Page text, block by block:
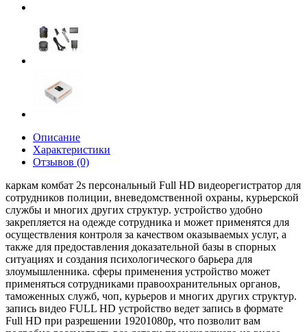
Описание
Характеристики
Отзывов (0)
каркам комбат 2s персональный Full HD видеорегистратор для
сотрудников полиции, вневедомственной охраны, курьерской
службы и многих других структур. устройство удобно
закрепляется на одежде сотрудника и может применятся для
осуществления контроля за качеством оказываемых услуг, а
также для предоставления доказательной базы в спорных
ситуациях и создания психологического барьера для
злоумышленника. сферы применения устройство может
применяться сотрудниками правоохранительных органов,
таможенных служб, чоп, курьеров и многих других структур.
запись видео FULL HD устройство ведет запись в формате
Full HD при разрешении 19201080p, что позволит вам